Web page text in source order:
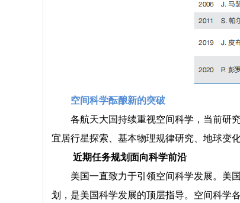
空间科学酝酿新的突破
各航天大国持续重视空间科学，当前研
宜居行星探索、基本物理规律研究、地球变化
近期任务规划面向科学前沿
美国一直致力于引领空间科学发展。美
划，是美国科学发展的顶层指导。空间科学